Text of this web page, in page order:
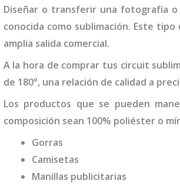
Diseñar o transferir una fotografía
conocida como sublimación. Este
amplia salida comercial.
A la hora de comprar tus circuit
de 180°, una relación de calidad a
Los productos que se pueden
composición sean 100% poliéster o
Gorras
Camisetas
Manillas publicitarias